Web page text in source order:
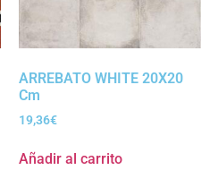
ARREBATO WHITE 20X20
Cm
19,36€
Añadir al carrito